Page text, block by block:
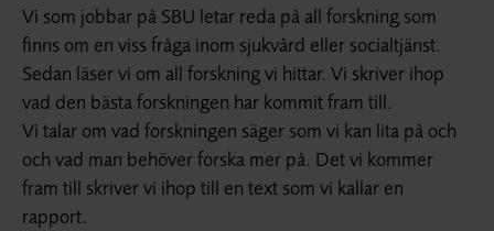
Vi som jobbar på SBU letar reda på all forskning som
finns om en viss fråga inom sjukvård eller socialtjänst.
Sedan läser vi om all forskning vi hittar. Vi skriver ihop
vad den bästa forskningen har kommit fram till.
Vi talar om vad forskningen säger som vi kan lita på och
och vad man behöver forska mer på. Det vi kommer
fram till skriver vi ihop till en text som vi kallar en
rapport.